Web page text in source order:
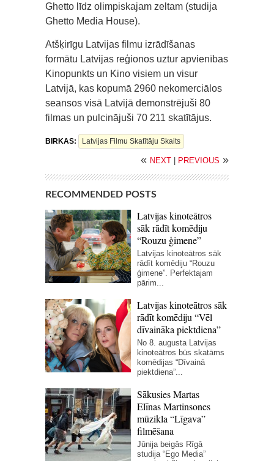
Ghetto līdz olimpiskajam zeltam (studija
Ghetto Media House).
Atšķirīgu Latvijas filmu izrādīšanas
formātu Latvijas reģionos uztur apvienības
Kinopunkts un Kino visiem un visur
Latvijā, kas kopumā 2960 nekomerciālos
seansos visā Latvijā demonstrējuši 80
filmas un pulcinājuši 70 211 skatītājus.
BIRKAS: Latvijas Filmu Skatītāju Skaits
« NEXT PREVIOUS »
RECOMMENDED POSTS
Latvijas kinoteātros
sāk rādīt komēdiju
“Rouzu ģimene”
Latvijas kinoteātros sāk
rādīt komēdiju “Rouzu
ģimene”. Perfektajam
pārim...
Latvijas kinoteātros sāk
rādīt komēdiju “Vēl
dīvaināka piektdiena”
No 8. augusta Latvijas
kinoteātros būs skatāms
komēdijas “Dīvainā
piektdiena”...
Sākusies Martas
Elīnas Martinsones
mūzikla “Līgava”
filmēšana
Jūnija beigās Rīgā
studija “Ego Media”